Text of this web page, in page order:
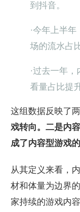
到抖音。
·今年上半
场的流水占
·过去一年
看量占比提
这组数据反映了
戏转向。二是内
成了内容型游戏
从其定义来看，
材和体量为边界
家持续的游戏内